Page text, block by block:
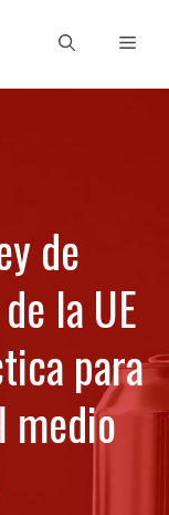
de
la UE
para
medio